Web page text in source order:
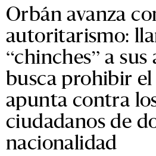
Orbán avanza
autoritarismo:
“chinches” a sus
busca prohibir
apunta contra
ciudadanos de
nacionalidad